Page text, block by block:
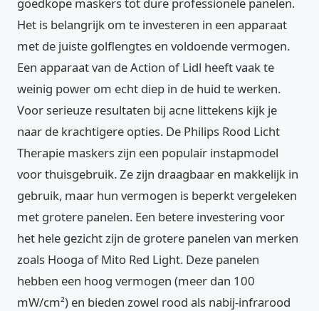
Het is belangrijk om te investeren in een apparaat
met de juiste golflengtes en voldoende vermogen.
Een apparaat van de Action of Lidl heeft vaak te
weinig power om echt diep in de huid te werken.
Voor serieuze resultaten bij acne littekens kijk je
naar de krachtigere opties. De Philips Rood Licht
Therapie maskers zijn een populair instapmodel
voor thuisgebruik. Ze zijn draagbaar en makkelijk in
gebruik, maar hun vermogen is beperkt vergeleken
met grotere panelen. Een betere investering voor
het hele gezicht zijn de grotere panelen van merken
zoals Hooga of Mito Red Light. Deze panelen
hebben een hoog vermogen (meer dan 100
mW/cm²) en bieden zowel rood als nabij-infrarood